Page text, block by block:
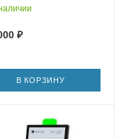
₽
В КОРЗИНУ